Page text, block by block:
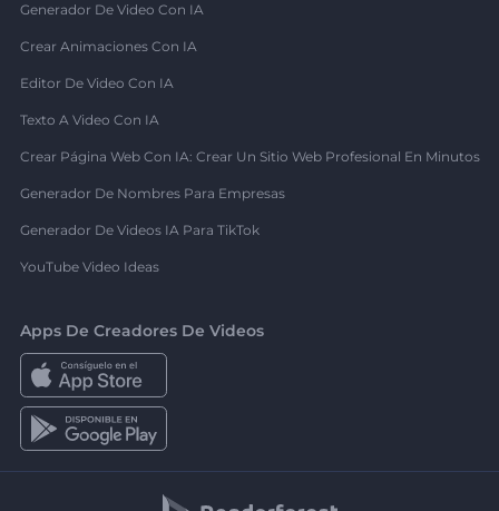
Generador De Video Con IA
Crear Animaciones Con IA
Editor De Video Con IA
Texto A Video Con IA
Crear Página Web Con IA: Crear Un Sitio Web Profesional En Minutos
Generador De Nombres Para Empresas
Generador De Videos IA Para TikTok
YouTube Video Ideas
Apps De Creadores De Videos